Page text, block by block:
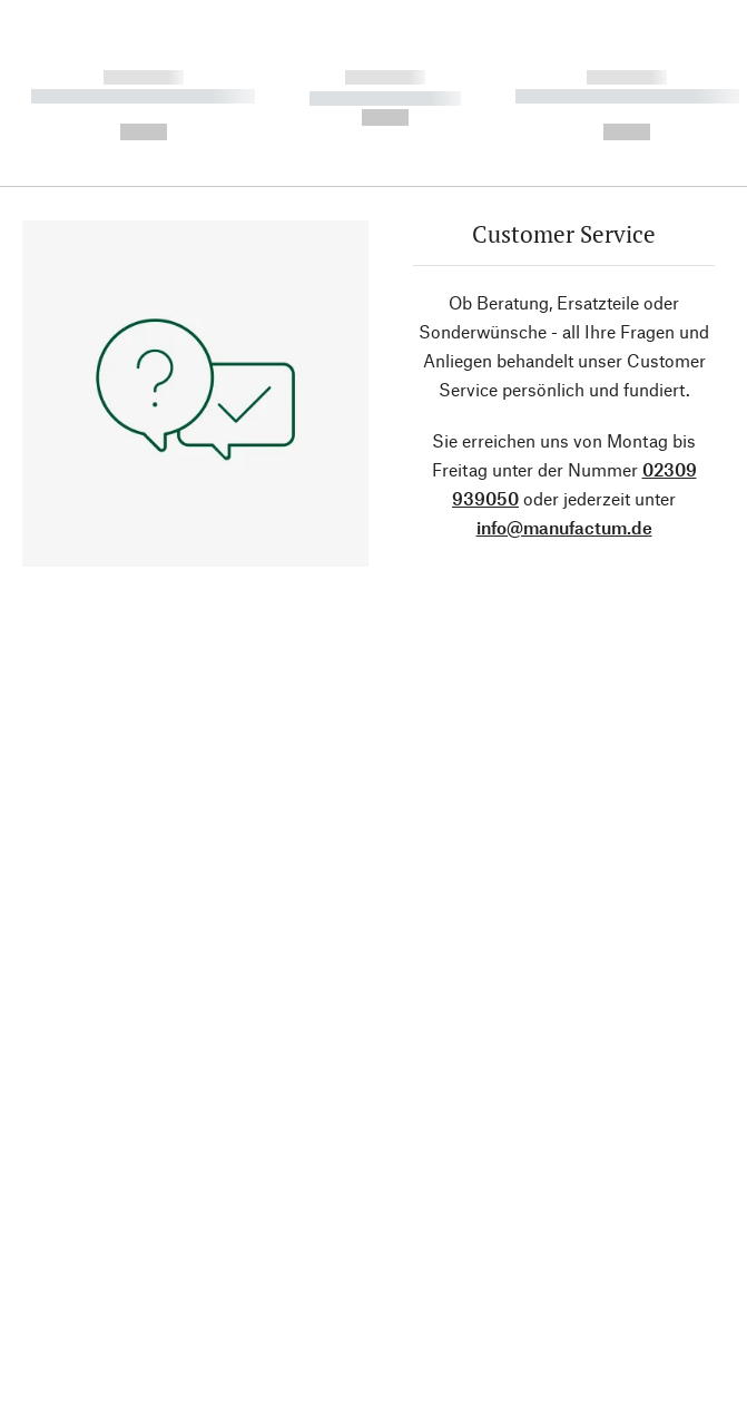
------------
----------- ----------- ----------
------------
----------- -----------
------------
----------- ----------- ----------
Customer Service
Ob Beratung, Ersatzteile oder
Sonderwünsche - all Ihre Fragen und
Anliegen behandelt unser Customer
Service persönlich und fundiert.
Sie erreichen uns von Montag bis
Freitag unter der Nummer 02309
939050 oder jederzeit unter
info@manufactum.de